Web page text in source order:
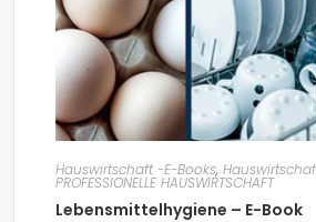
Hauswirtschaft -E-Books,
PROFESSIONELLE HAUSWIRTSCHAFT
Lebensmittelhygiene – E-Book